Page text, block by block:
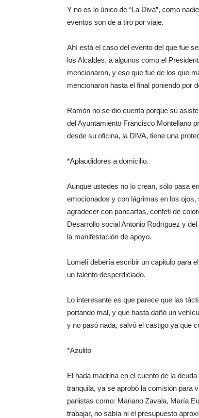
Y no es lo único de “La Diva”, como
eventos son de a tiro por viaje.
Ahí está el caso del evento del que fue
los Alcaldes, a algunos como el
mencionaron, y eso que fue de los que
mencionaron hasta el final poniendo por
Ramón no se dio cuenta porque su
del Ayuntamiento Francisco Montellano
desde su oficina, la DIVA, tiene una
*Aplaudidores a domicilio.
Aunque ustedes no lo crean, sólo pasa
emocionados y con lágrimas en los
agradecer con pancartas, confeti de
Desarrollo social Antonio Rodríguez y
la manifestación de apoyo.
Lomelí debería escribir un capitulo para
un talento desperdiciado.
Lo interesante es que parece que las
portando mal, y que hasta dañó un
y no pasó nada, salvó el castigo ya que
*Azulito
El hada madrina en el cuento de la
tranquila, ya se aprobó la comisión para
panistas como: Mariano Zavala, María
trabajar, no sabía ni el presupuesto